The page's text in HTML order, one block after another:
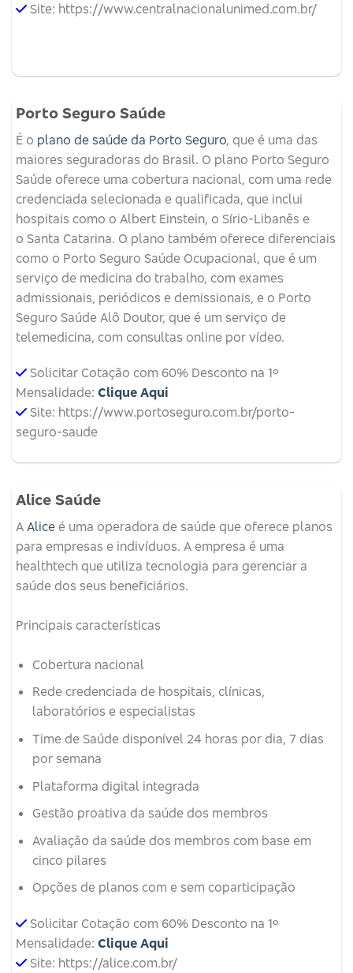
Site: https://www.centralnacionalunimed.com.br/
Porto Seguro Saúde
É o plano de saúde da Porto Seguro, que é uma das
maiores seguradoras do Brasil. O plano Porto Seguro
Saúde oferece uma cobertura nacional, com uma rede
credenciada selecionada e qualificada, que inclui
hospitais como o Albert Einstein, o Sírio-Libanês e
o Santa Catarina. O plano também oferece diferenciais
como o Porto Seguro Saúde Ocupacional, que é um
serviço de medicina do trabalho, com exames
admissionais, periódicos e demissionais, e o Porto
Seguro Saúde Alô Doutor, que é um serviço de
telemedicina, com consultas online por vídeo.
Solicitar Cotação com 60% Desconto na 1º
Mensalidade: Clique Aqui
Site: https://www.portoseguro.com.br/porto-
seguro-saude
Alice Saúde
A Alice é uma operadora de saúde que oferece planos
para empresas e indivíduos. A empresa é uma
healthtech que utiliza tecnologia para gerenciar a
saúde dos seus beneficiários.
Principais características
Cobertura nacional
Rede credenciada de hospitais, clínicas,
laboratórios e especialistas
Time de Saúde disponível 24 horas por dia, 7 dias
por semana
Plataforma digital integrada
Gestão proativa da saúde dos membros
Avaliação da saúde dos membros com base em
cinco pilares
Opções de planos com e sem coparticipação
Solicitar Cotação com 60% Desconto na 1º
Mensalidade: Clique Aqui
Site: https://alice.com.br/